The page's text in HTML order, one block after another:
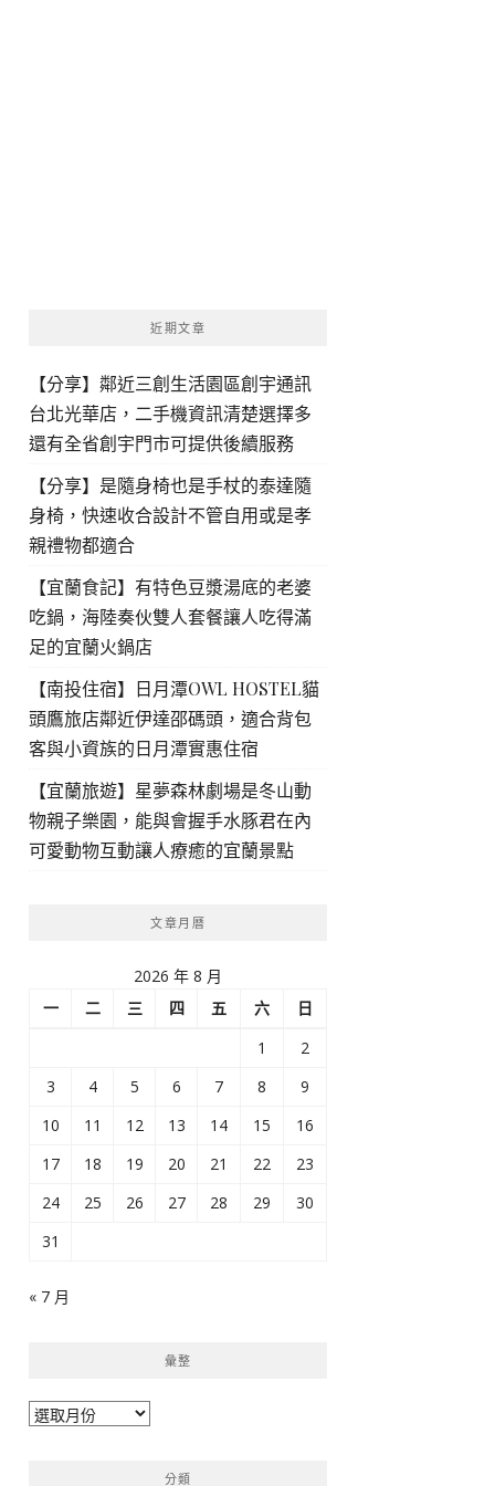
近期文章
【分享】鄰近三創生活園區創宇通訊
台北光華店，二手機資訊清楚選擇多
還有全省創宇門市可提供後續服務
【分享】是隨身椅也是手杖的泰達隨
身椅，快速收合設計不管自用或是孝
親禮物都適合
【宜蘭食記】有特色豆漿湯底的老婆
吃鍋，海陸奏伙雙人套餐讓人吃得滿
足的宜蘭火鍋店
【南投住宿】日月潭OWL HOSTEL貓
頭鷹旅店鄰近伊達邵碼頭，適合背包
客與小資族的日月潭實惠住宿
【宜蘭旅遊】星夢森林劇場是冬山動
物親子樂園，能與會握手水豚君在內
可愛動物互動讓人療癒的宜蘭景點
文章月曆
2026 年 8 月
一
二 三 四 五 六
日
1
2
3
4 5 6 7 8
9
10
11 12 13 14 15
16
17
18 19 20 21 22
23
24
25 26 27 28 29
30
31
« 7 月
彙整
彙
分類